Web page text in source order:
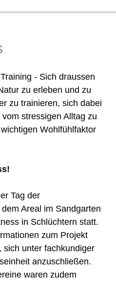
- Sich draussen
zu erleben und zu
zu trainieren, sich dabei
stressigen Alltag zu
Wohlfühlfaktor
Tag der
Areal im Sandgarten
in Schlüchtern statt.
zum Projekt
sich unter fachkundiger
anzuschließen.
waren zudem